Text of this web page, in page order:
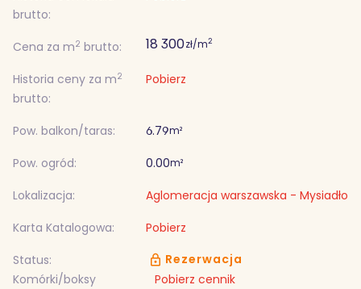
brutto:
Cena za m2 brutto: 18 300zł/m2
Historia ceny za m2
brutto:
Pobierz
Pow. balkon/taras: 6.79m²
Pow. ogród: 0.00m²
Lokalizacja:
Aglomeracja warszawska - Mysiadło
Karta Katalogowa:
Pobierz
Status:
Rezerwacja
Komórki/boksy
Pobierz cennik